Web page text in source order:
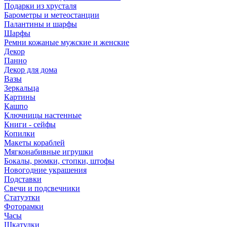
Подарки из хрусталя
Барометры и метеостанции
Палантины и шарфы
Шарфы
Ремни кожаные мужские и женские
Декор
Панно
Декор для дома
Вазы
Зеркальца
Картины
Кашпо
Ключницы настенные
Книги - сейфы
Копилки
Макеты кораблей
Мягконабивные игрушки
Бокалы, рюмки, стопки, штофы
Новогодние украшения
Подставки
Свечи и подсвечники
Статуэтки
Фоторамки
Часы
Шкатулки